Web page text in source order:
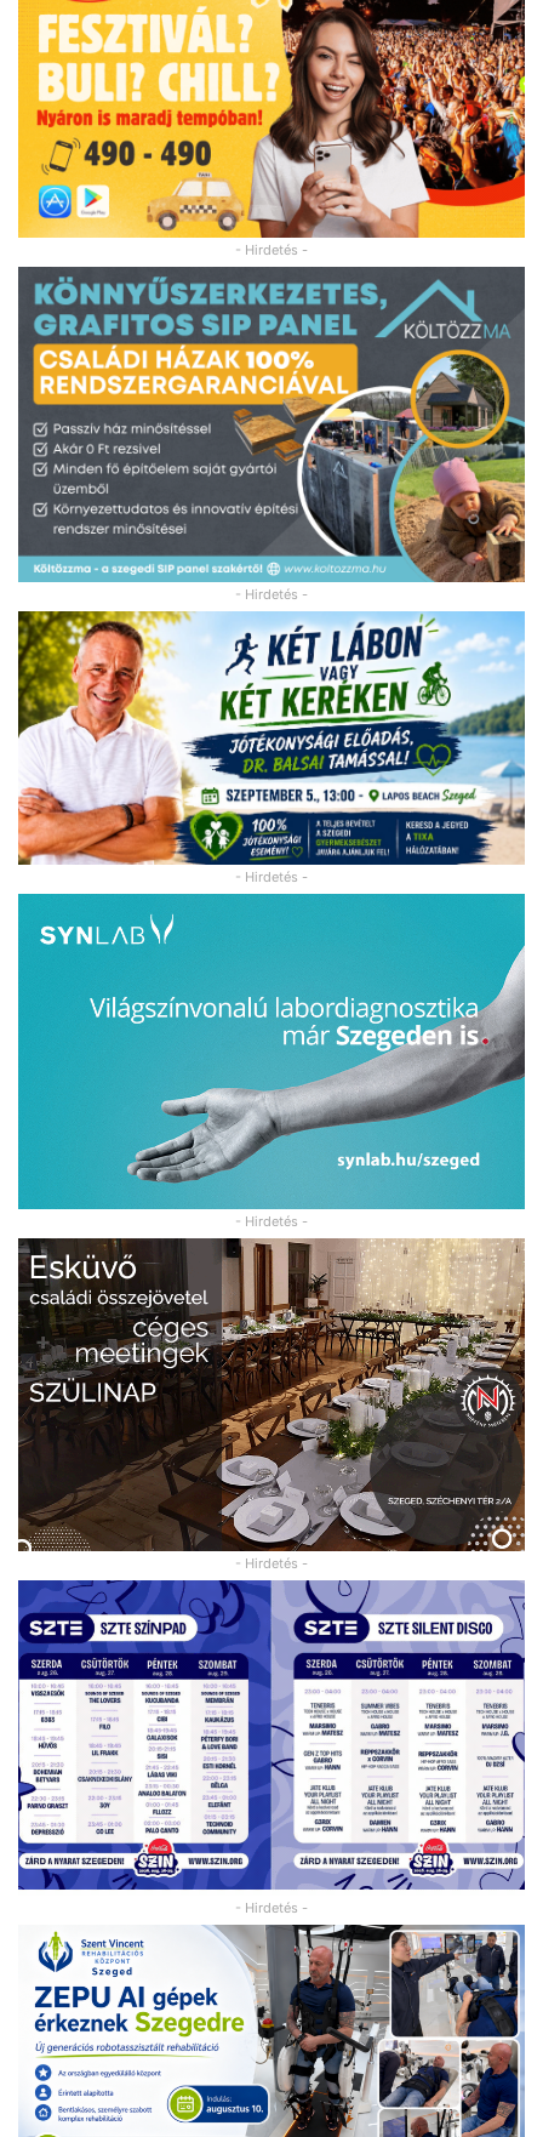
- Hirdetés -
- Hirdetés -
- Hirdetés -
- Hirdetés -
- Hirdetés -
- Hirdetés -